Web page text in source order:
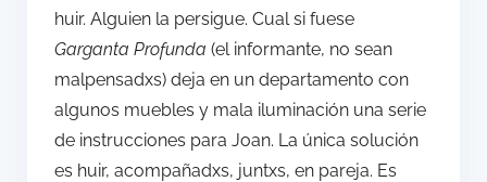
huir. Alguien la persigue. Cual si fuese
Garganta Profunda (el informante, no sean
malpensadxs) deja en un departamento con
algunos muebles y mala iluminación una serie
de instrucciones para Joan. La única solución
es huir, acompañadxs, juntxs, en pareja. Es